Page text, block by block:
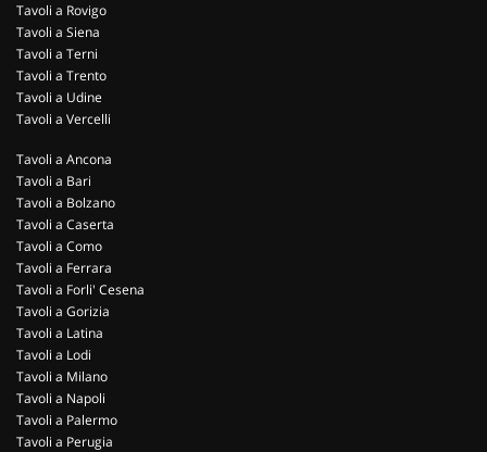
Tavoli a Rovigo
Tavoli a Siena
Tavoli a Terni
Tavoli a Trento
Tavoli a Udine
Tavoli a Vercelli
Tavoli a Ancona
Tavoli a Bari
Tavoli a Bolzano
Tavoli a Caserta
Tavoli a Como
Tavoli a Ferrara
Tavoli a Forli' Cesena
Tavoli a Gorizia
Tavoli a Latina
Tavoli a Lodi
Tavoli a Milano
Tavoli a Napoli
Tavoli a Palermo
Tavoli a Perugia